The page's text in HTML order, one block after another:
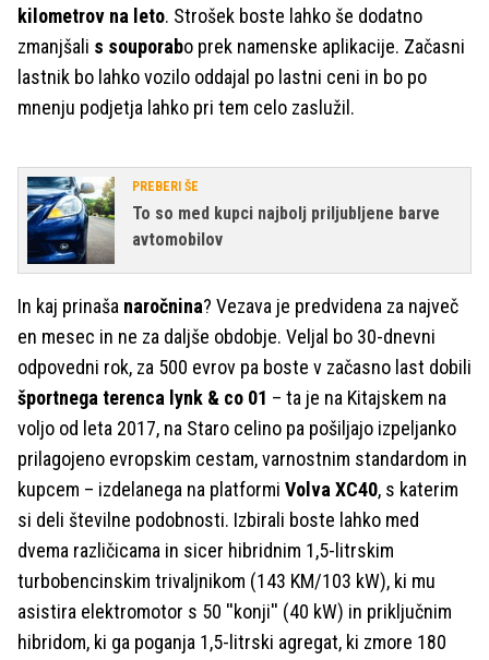
kilometrov na leto. Strošek boste lahko še dodatno
zmanjšali s souporabo prek namenske aplikacije. Začasni
lastnik bo lahko vozilo oddajal po lastni ceni in bo po
mnenju podjetja lahko pri tem celo zaslužil.
PREBERI ŠE
To so med kupci najbolj priljubljene barve
avtomobilov
In kaj prinaša naročnina? Vezava je predvidena za največ
en mesec in ne za daljše obdobje. Veljal bo 30-dnevni
odpovedni rok, za 500 evrov pa boste v začasno last dobili
športnega terenca lynk & co 01 – ta je na Kitajskem na
voljo od leta 2017, na Staro celino pa pošiljajo izpeljanko
prilagojeno evropskim cestam, varnostnim standardom in
kupcem – izdelanega na platformi Volva XC40, s katerim
si deli številne podobnosti. Izbirali boste lahko med
dvema različicama in sicer hibridnim 1,5-litrskim
turbobencinskim trivaljnikom (143 KM/103 kW), ki mu
asistira elektromotor s 50 ''konji'' (40 kW) in priključnim
hibridom, ki ga poganja 1,5-litrski agregat, ki zmore 180